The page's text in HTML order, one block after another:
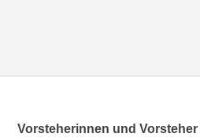
Vorsteherinnen und Vorsteher